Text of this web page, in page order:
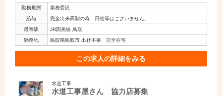
勤務形態
業務委託
給与
完全出来高制の為 日給等はございません。
最寄駅
JR因美線 鳥取
勤務地
鳥取県鳥取市 出社不要、完全在宅
この求人の詳細をみる
水道工事
水道工事屋さん 協力店募集